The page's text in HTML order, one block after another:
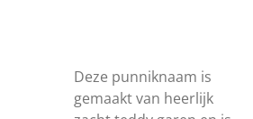
Deze punniknaam is
gemaakt van heerlijk